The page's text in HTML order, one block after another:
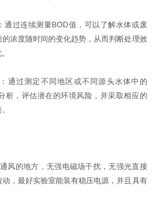
过连续测量BOD值，可以了解水体或废
浓度随时间的变化趋势，从而判断处理效
过测定不同地区或不同源头水体中的
析，评估潜在的环境风险，并采取相应的
的地方，无强电磁场干扰，无强光直接
，最好实验室能装有稳压电源，并且具有